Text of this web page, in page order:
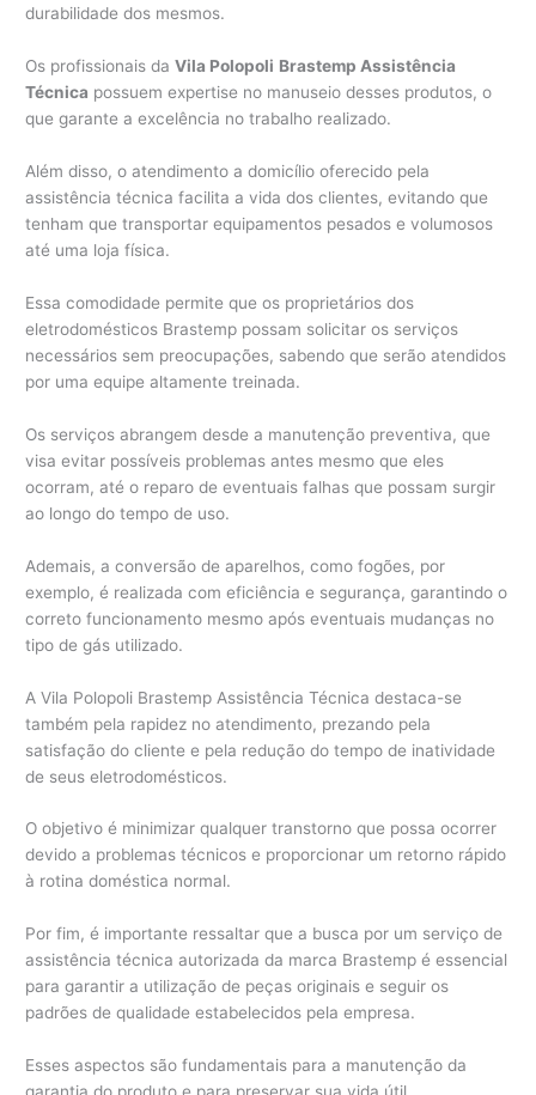
durabilidade dos mesmos.
Os profissionais daVila Polopoli Brastemp Assistência
Técnica possuem expertise no manuseio desses produtos, o
que garante a excelência no trabalho realizado.
Além disso, o atendimento a domicílio oferecido pela
assistência técnica facilita a vida dos clientes, evitando que
tenham que transportar equipamentos pesados e volumosos
até uma loja física.
Essa comodidade permite que os proprietários dos
eletrodomésticos Brastemp possam solicitar os serviços
necessários sem preocupações, sabendo que serão atendidos
por uma equipe altamente treinada.
Os serviços abrangem desde a manutenção preventiva, que
visa evitar possíveis problemas antes mesmo que eles
ocorram, até o reparo de eventuais falhas que possam surgir
ao longo do tempo de uso.
Ademais, a conversão de aparelhos, como fogões, por
exemplo, é realizada com eficiência e segurança, garantindo o
correto funcionamento mesmo após eventuais mudanças no
tipo de gás utilizado.
A Vila Polopoli Brastemp Assistência Técnica destaca-se
também pela rapidez no atendimento, prezando pela
satisfação do cliente e pela redução do tempo de inatividade
de seus eletrodomésticos.
O objetivo é minimizar qualquer transtorno que possa ocorrer
devido a problemas técnicos e proporcionar um retorno rápido
à rotina doméstica normal.
Por fim, é importante ressaltar que a busca por um serviço de
assistência técnica autorizada da marca Brastemp é essencial
para garantir a utilização de peças originais e seguir os
padrões de qualidade estabelecidos pela empresa.
Esses aspectos são fundamentais para a manutenção da